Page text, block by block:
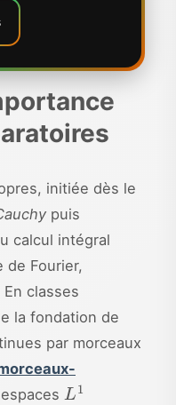
initiée dès le
puis
calcul intégral
de Fourier,
classes
la fondation de
par morceaux
L1